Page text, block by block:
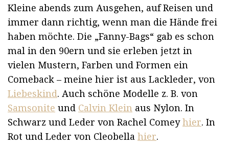
Kleine abends zum Ausgehen, auf Reisen und
immer dann richtig, wenn man die Hände frei
haben möchte. Die „Fanny-Bags“ gab es schon
mal in den 90ern und sie erleben jetzt in
vielen Mustern, Farben und Formen ein
Comeback – meine hier ist aus Lackleder, von
Liebeskind. Auch schöne Modelle z. B. von
Samsonite und Calvin Klein aus Nylon. In
Schwarz und Leder von Rachel Comeyhier. In
Rot und Leder von Cleobella hier.